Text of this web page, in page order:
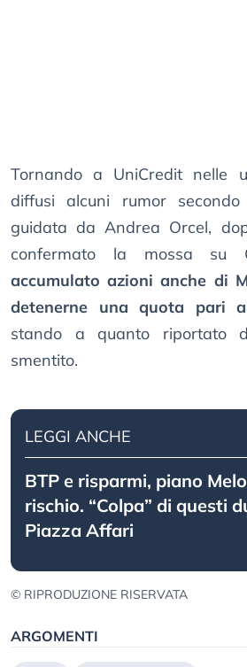
Tornando a UniCredit nelle
diffusi alcuni rumor
guidata da Andrea Orcel,
confermato la mossa su
accumulato azioni anche di
detenerne una quota pari
stando a quanto riportato
smentito.
LEGGI ANCHE
BTP e risparmi, piano
rischio. “Colpa” di questi
Piazza Affari
© RIPRODUZIONE RISERVATA
ARGOMENTI